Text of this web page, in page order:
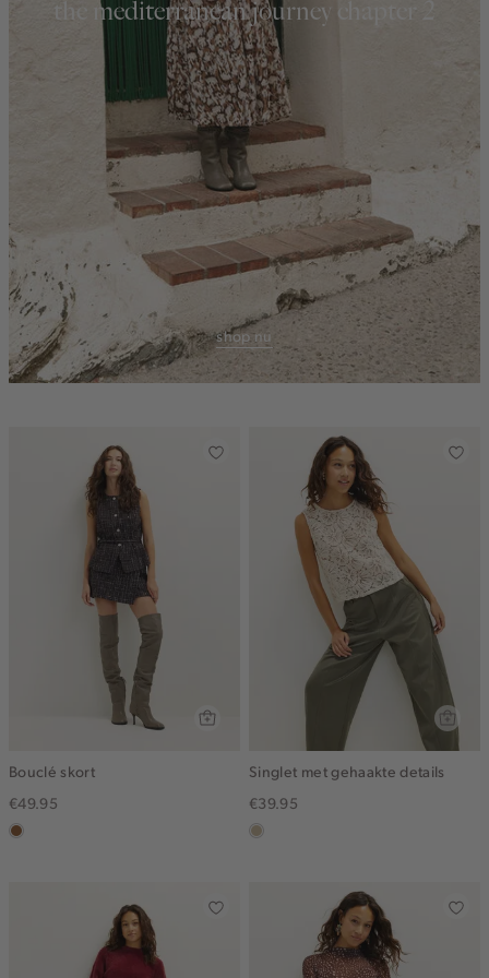
the mediterranean journey chapter 2
shop nu
Bouclé skort
€49.95
deepmocca
Singlet met gehaakte details
€39.95
lichtzand